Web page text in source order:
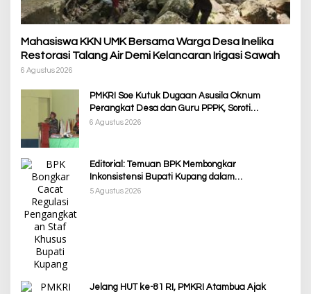
Mahasiswa KKN UMK Bersama Warga Desa Inelika
Restorasi Talang Air Demi Kelancaran Irigasi Sawah
6 Agustus 2026
PMKRI Soe Kutuk Dugaan Asusila Oknum
Perangkat Desa dan Guru PPPK, Soroti
Ketimpangan Penanganan Pemkab TTS
6 Agustus 2026
Editorial: Temuan BPK Membongkar
Inkonsistensi Bupati Kupang dalam
Menjalankan Regulasi
5 Agustus 2026
Jelang HUT ke-81 RI, PMKRI Atambua Ajak